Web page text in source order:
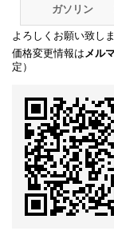
ガソリン
よろしくお願い致しま
価格変更情報は メル
定）